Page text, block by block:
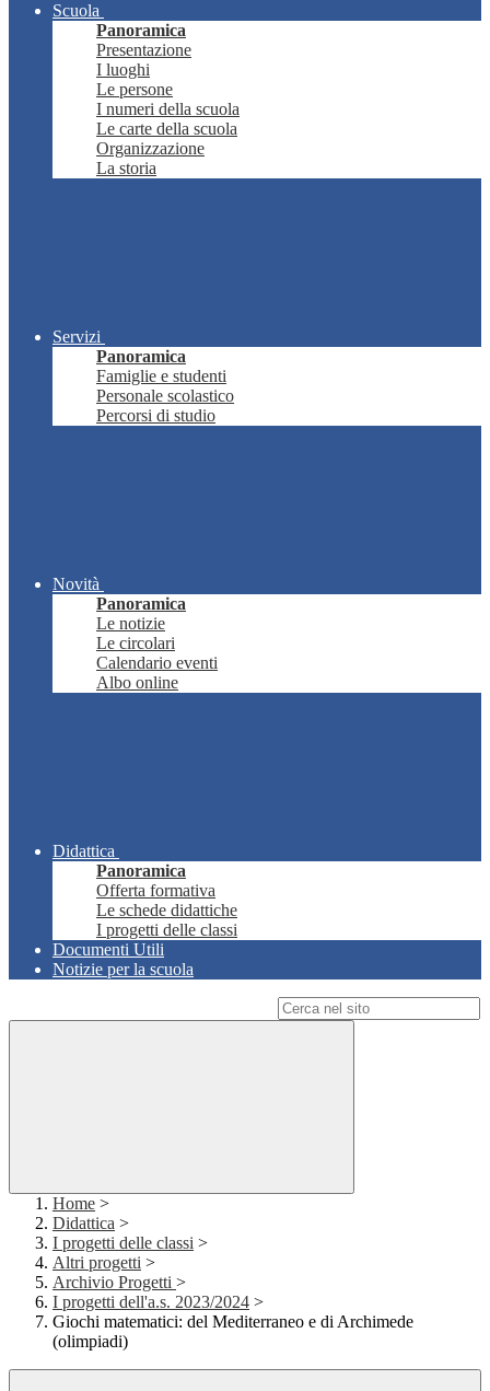
Scuola
Panoramica
Presentazione
I luoghi
Le persone
I numeri della scuola
Le carte della scuola
Organizzazione
La storia
Servizi
Panoramica
Famiglie e studenti
Personale scolastico
Percorsi di studio
Novità
Panoramica
Le notizie
Le circolari
Calendario eventi
Albo online
Didattica
Panoramica
Offerta formativa
Le schede didattiche
I progetti delle classi
Documenti Utili
Notizie per la scuola
Home >
Didattica >
I progetti delle classi >
Altri progetti >
Archivio Progetti >
I progetti dell'a.s. 2023/2024 >
Giochi matematici: del Mediterraneo e di Archimede
(olimpiadi)